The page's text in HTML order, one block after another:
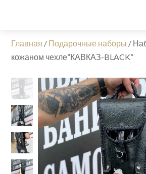
Главная / Подарочные наборы /
кожаном чехле”КАВКАЗ-BLACK”